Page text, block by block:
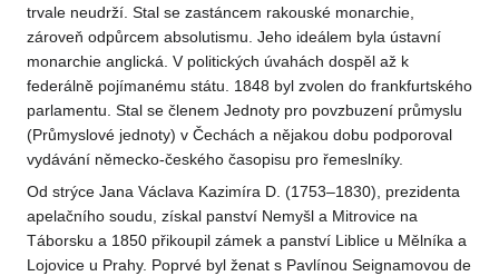
trvale neudrží. Stal se zastáncem rakouské monarchie,
zároveň odpůrcem absolutismu. Jeho ideálem byla ústavní
monarchie anglická. V politických úvahách dospěl až k
federálně pojímanému státu. 1848 byl zvolen do frankfurtského
parlamentu. Stal se členem Jednoty pro povzbuzení průmyslu
(Průmyslové jednoty) v Čechách a nějakou dobu podporoval
vydávání německo-českého časopisu pro řemeslníky.
Od strýce Jana Václava Kazimíra D. (1753–1830), prezidenta
apelačního soudu, získal panství Nemyšl a Mitrovice na
Táborsku a 1850 přikoupil zámek a panství Liblice u Mělníka a
Lojovice u Prahy. Poprvé byl ženat s Pavlínou Seignamovou de